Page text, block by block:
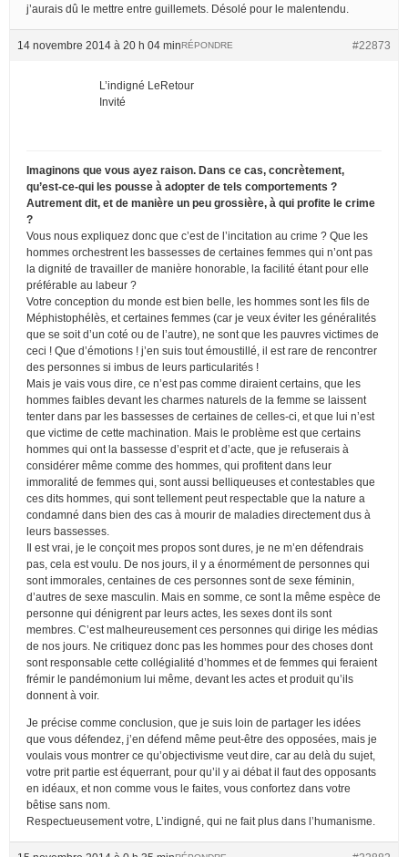
j’aurais dû le mettre entre guillemets. Désolé pour le malentendu.
14 novembre 2014 à 20 h 04 min #22873
RÉPONDRE
L’indigné LeRetour
Invité
Imaginons que vous ayez raison. Dans ce cas, concrètement,
qu’est-ce-qui les pousse à adopter de tels comportements ?
Autrement dit, et de manière un peu grossière, à qui profite le crime
?
Vous nous expliquez donc que c’est de l’incitation au crime ? Que les
hommes orchestrent les bassesses de certaines femmes qui n’ont pas
la dignité de travailler de manière honorable, la facilité étant pour elle
préférable au labeur ?
Votre conception du monde est bien belle, les hommes sont les fils de
Méphistophélès, et certaines femmes (car je veux éviter les généralités
que se soit d’un coté ou de l’autre), ne sont que les pauvres victimes de
ceci ! Que d’émotions ! j’en suis tout émoustillé, il est rare de rencontrer
des personnes si imbus de leurs particularités !
Mais je vais vous dire, ce n’est pas comme diraient certains, que les
hommes faibles devant les charmes naturels de la femme se laissent
tenter dans par les bassesses de certaines de celles-ci, et que lui n’est
que victime de cette machination. Mais le problème est que certains
hommes qui ont la bassesse d’esprit et d’acte, que je refuserais à
considérer même comme des hommes, qui profitent dans leur
immoralité de femmes qui, sont aussi belliqueuses et contestables que
ces dits hommes, qui sont tellement peut respectable que la nature a
condamné dans bien des cas à mourir de maladies directement dus à
leurs bassesses.
Il est vrai, je le conçoit mes propos sont dures, je ne m’en défendrais
pas, cela est voulu. De nos jours, il y a énormément de personnes qui
sont immorales, centaines de ces personnes sont de sexe féminin,
d’autres de sexe masculin. Mais en somme, ce sont la même espèce de
personne qui dénigrent par leurs actes, les sexes dont ils sont
membres. C’est malheureusement ces personnes qui dirige les médias
de nos jours. Ne critiquez donc pas les hommes pour des choses dont
sont responsable cette collégialité d’hommes et de femmes qui feraient
frémir le pandémonium lui même, devant les actes et produit qu’ils
donnent à voir.
Je précise comme conclusion, que je suis loin de partager les idées
que vous défendez, j’en défend même peut-être des opposées, mais je
voulais vous montrer ce qu’objectivisme veut dire, car au delà du sujet,
votre prit partie est équerrant, pour qu’il y ai débat il faut des opposants
en idéaux, et non comme vous le faites, vous confortez dans votre
bêtise sans nom.
Respectueusement votre, L’indigné, qui ne fait plus dans l’humanisme.